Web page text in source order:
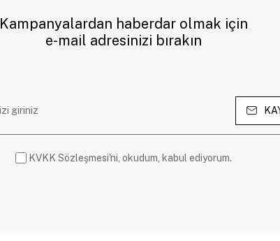
Kampanyalardan haberdar olmak için
e-mail adresinizi bırakın
KVKK Sözleşmesi'ni, okudum, kabul ediyorum.